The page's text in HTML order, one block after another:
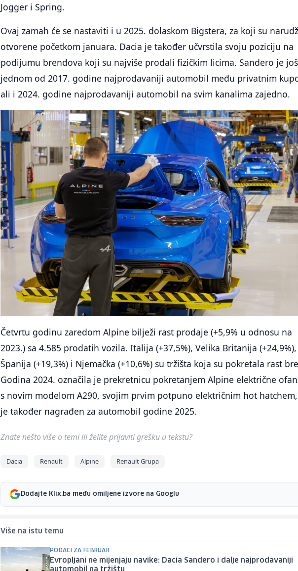
Jogger i Spring.
Ovaj zamah će se nastaviti i u 2025. dolaskom Bigstera, za koji su
otvorene početkom januara. Dacia je također učvrstila svoju poziciju na
podijumu brendova koji su najviše prodali fizičkim licima. Sandero je još
jednom od 2017. godine najprodavaniji automobil među privatnim
ali i 2024. godine najprodavaniji automobil na svim kanalima zajedno.
Četvrtu godinu zaredom Alpine bilježi rast prodaje (+5,9% u odnosu na
2023.) sa 4.585 prodatih vozila. Italija (+37,5%), Velika Britanija (+24,9%),
Španija (+19,3%) i Njemačka (+10,6%) su tržišta koja su pokretala rast
Godina 2024. označila je prekretnicu pokretanjem Alpine električne
s novim modelom A290, svojim prvim potpuno električnim hot
je također nagrađen za automobil godine 2025.
Znate nešto više o temi ili želite prijaviti grešku u tekstu?
Dacia Renault Alpine Renault Grupa
Dodajte Klix.ba među omiljene izvore na Googlu
Više na istu temu
PODACI ZA FEBRUAR
Evropljani ne mijenjaju navike: Dacia Sandero i dalje najprodavaniji
automobil na tržištu